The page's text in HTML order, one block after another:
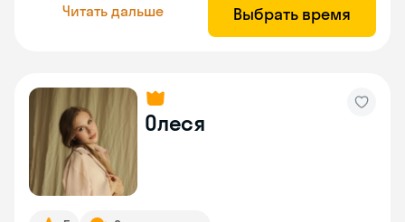
Читать дальше Выбрать время
Олеся